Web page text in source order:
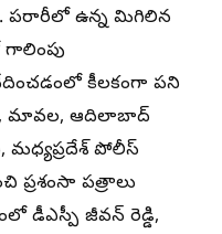
పరారీలో ఉన్న మిగిలిన
గాలింపు
కీలకంగా పని
మావల, ఆదిలాబాద్
మధ్యప్రదేశ్ పోలీస్
ప్రశంసా పత్రాలు
జీవన్ రెడ్డి,